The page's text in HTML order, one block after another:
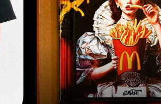
Мы полностью берем на
от разработки эскизов и